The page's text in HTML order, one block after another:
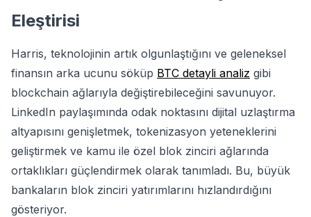
Eleştirisi
Harris, teknolojinin artık olgunlaştığını ve geleneksel
finansın arka ucunu söküp BTC detayli analiz gibi
blockchain ağlarıyla değiştirebileceğini savunuyor.
LinkedIn paylaşımında odak noktasını dijital uzlaştırma
altyapısını genişletmek, tokenizasyon yeteneklerini
geliştirmek ve kamu ile özel blok zinciri ağlarında
ortaklıkları güçlendirmek olarak tanımladı. Bu, büyük
bankaların blok zinciri yatırımlarını hızlandırdığını
gösteriyor.